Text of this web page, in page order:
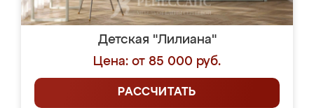
Детская "Лилиана"
Цена: от 85 000 руб.
РАССЧИТАТЬ